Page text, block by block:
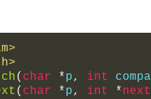
( char *p, int
( char *p, int *next